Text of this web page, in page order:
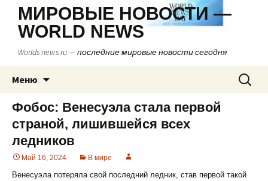
МИРОВЫЕ НОВОСТИ —
WORLD NEWS
Worlds news ru — последние мировые новости сегодня
Меню
содержимому
Найти:
Фобос: Венесуэла стала первой
страной, лишившейся всех
ледников
Май 16, 2024 В мире
Венесуэла потеряла свой последний ледник, став первой такой